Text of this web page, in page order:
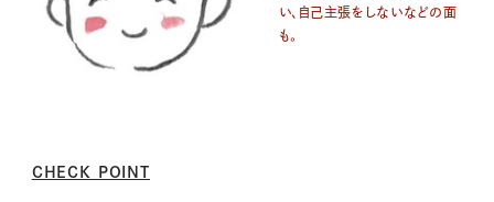
い、自己主張をしないなどの面
も。
CHECK POINT